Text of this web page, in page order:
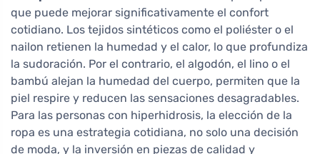
que puede mejorar significativamente el confort
cotidiano. Los tejidos sintéticos como el poliéster o el
nailon retienen la humedad y el calor, lo que profundiza
la sudoración. Por el contrario, el algodón, el lino o el
bambú alejan la humedad del cuerpo, permiten que la
piel respire y reducen las sensaciones desagradables.
Para las personas con hiperhidrosis, la elección de la
ropa es una estrategia cotidiana, no solo una decisión
de moda, y la inversión en piezas de calidad y